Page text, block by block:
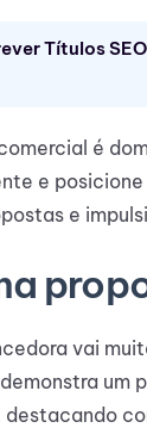
Títulos
é
e
e
vai
um